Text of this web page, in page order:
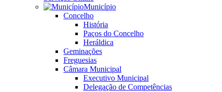
Município
Concelho
História
Paços do Concelho
Heráldica
Geminações
Freguesias
Câmara Municipal
Executivo Municipal
Delegação de Competências